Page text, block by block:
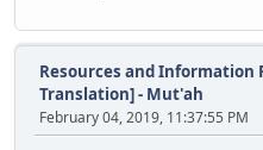
Resources and Information
Translation] - Mut'ah
February 04, 2019, 11:37:55 PM